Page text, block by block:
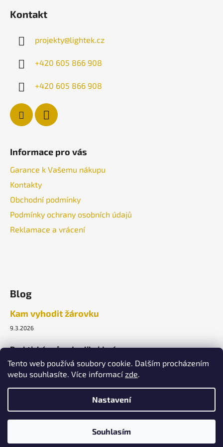
Tento web používá soubory cookie. Dalším procházením
webu souhlasíte. Více informacízde.
Nastavení
Souhlasím
Kontakt
projekty@lightek.cz
+420 605 866 908
+420 605 866 908
Informace pro vás
Garance k Vašemu nákupu
Kontakty
Obchodní podmínky
Podmínky ochrany osobních údajů
Reklamace a vrácení
Blog
Kam vyhodit žárovku
9.3.2026
Praktický průvodce likvidací.
ARCHIV
Lightek Design s.r.o.
vyhrazena.